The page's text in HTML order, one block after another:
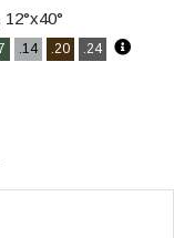
.14 .20 .24